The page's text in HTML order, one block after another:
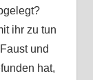
ihr zu tun
und
hat,